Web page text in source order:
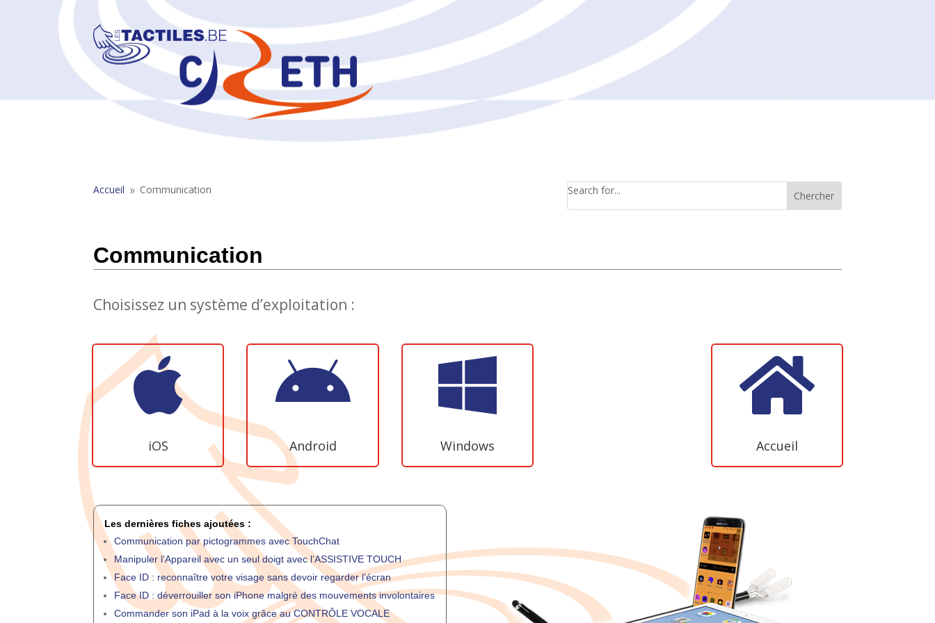
Accueil 9 Communication Search for...
Communication
Choisissez un système d’exploitation :

iOS

Android

Windows

Accueil
Les dernières fiches ajoutées :
Communication par pictogrammes avec TouchChat
Manipuler l’Appareil avec un seul doigt avec l’ASSISTIVE TOUCH
Face ID : reconnaître votre visage sans devoir regarder l’écran
Face ID : déverrouiller son iPhone malgré des mouvements involontaires
Commander son iPad à la voix grâce au CONTRÔLE VOCALE